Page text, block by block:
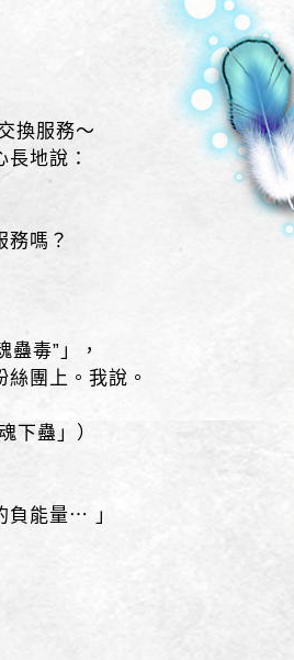
換服務～
地說：
務嗎？
蠱毒”」，
團上。我說。
下蠱」）
負能量⋯ 」